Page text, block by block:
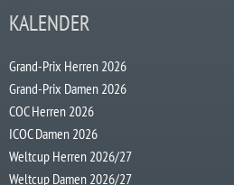
KALENDER
Grand-Prix Herren 2026
Grand-Prix Damen 2026
COC Herren 2026
ICOC Damen 2026
Weltcup Herren 2026/27
Weltcup Damen 2026/27